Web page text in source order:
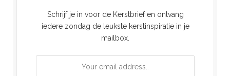
Schrijf je in voor de Kerstbrief en ontvang
iedere zondag de leukste kerstinspiratie in je
mailbox.